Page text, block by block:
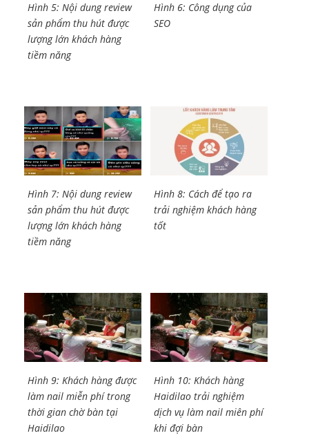
Hình 5: Nội dung review
sản phẩm thu hút được
lượng lớn khách hàng
tiềm năng
Hình 6: Công dụng của
SEO
Hình 7: Nội dung review
sản phẩm thu hút được
lượng lớn khách hàng
tiềm năng
Hình 8: Cách để tạo ra
trải nghiệm khách hàng
tốt
Hình 9: Khách hàng được
làm nail miễn phí trong
thời gian chờ bàn tại
Haidilao
Hình 10: Khách hàng
Haidilao trải nghiệm
dịch vụ làm nail miên phí
khi đợi bàn